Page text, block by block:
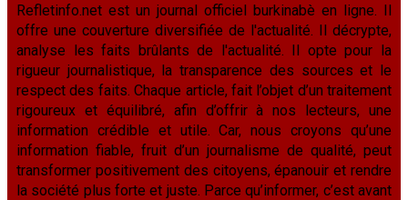
Refletinfo.net est un journal officiel burkinabè en ligne. Il
offre une couverture diversifiée de l'actualité. Il décrypte,
analyse les faits brûlants de l'actualité. Il opte pour la
rigueur journalistique, la transparence des sources et le
respect des faits. Chaque article, fait l’objet d’un traitement
rigoureux et équilibré, afin d’offrir à nos lecteurs, une
information crédible et utile. Car, nous croyons qu’une
information fiable, fruit d’un journalisme de qualité, peut
transformer positivement des citoyens, épanouir et rendre
la société plus forte et juste. Parce qu’informer, c’est avant